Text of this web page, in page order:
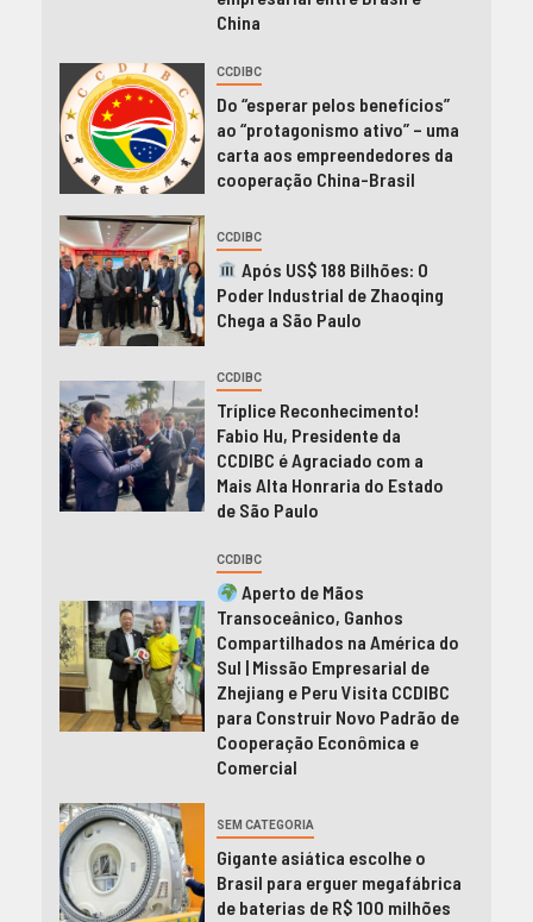
China
CCDIBC
Do “esperar pelos benefícios”
ao “protagonismo ativo” – uma
carta aos empreendedores da
cooperação China-Brasil
CCDIBC
Após US$ 188 Bilhões: O
Poder Industrial de Zhaoqing
Chega a São Paulo
CCDIBC
Tríplice Reconhecimento!
Fabio Hu, Presidente da
CCDIBC é Agraciado com a
Mais Alta Honraria do Estado
de São Paulo
CCDIBC
Aperto de Mãos
Transoceânico, Ganhos
Compartilhados na América do
Sul | Missão Empresarial de
Zhejiang e Peru Visita CCDIBC
para Construir Novo Padrão de
Cooperação Econômica e
Comercial
SEM CATEGORIA
Gigante asiática escolhe o
Brasil para erguer megafábrica
de baterias de R$ 100 milhões